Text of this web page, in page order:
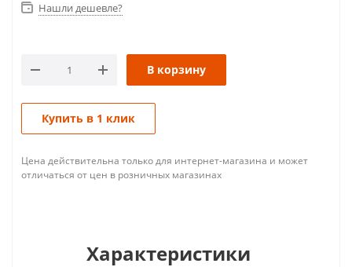
Нашли дешевле?
В корзину
Купить в 1 клик
Цена действительна только для интернет-магазина и может
отличаться от цен в розничных магазинах
Характеристики